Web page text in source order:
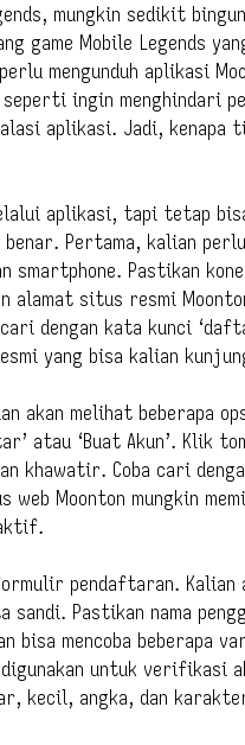
mungkin sedikit
game Mobile Legends
mengunduh aplikasi
ingin menghindari
aplikasi. Jadi, kenapa
aplikasi, tapi tetap
benar. Pertama, kalian
smartphone. Pastikan
situs resmi
dengan kata kunci
yang bisa kalian
akan melihat beberapa
atau ‘Buat Akun’. Klik
khawatir. Coba cari
web Moonton mungkin
pendaftaran. Kalian
sandi. Pastikan nama
mencoba beberapa
untuk verifikasi
kecil, angka, dan